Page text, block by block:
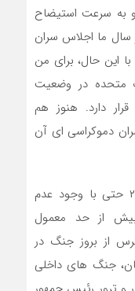
و به سرعت استیضاح
ما اجلاس سران
این حال، برای من
متحده در وضعیت
دارد. هنوز هم
دموکراسی ای آن
همچنین احساس می‌شد که سال ۲۰۲۱ حتی با وجود عدم
از حد معمول
از بروز جنگ در
جنگ های داخلی